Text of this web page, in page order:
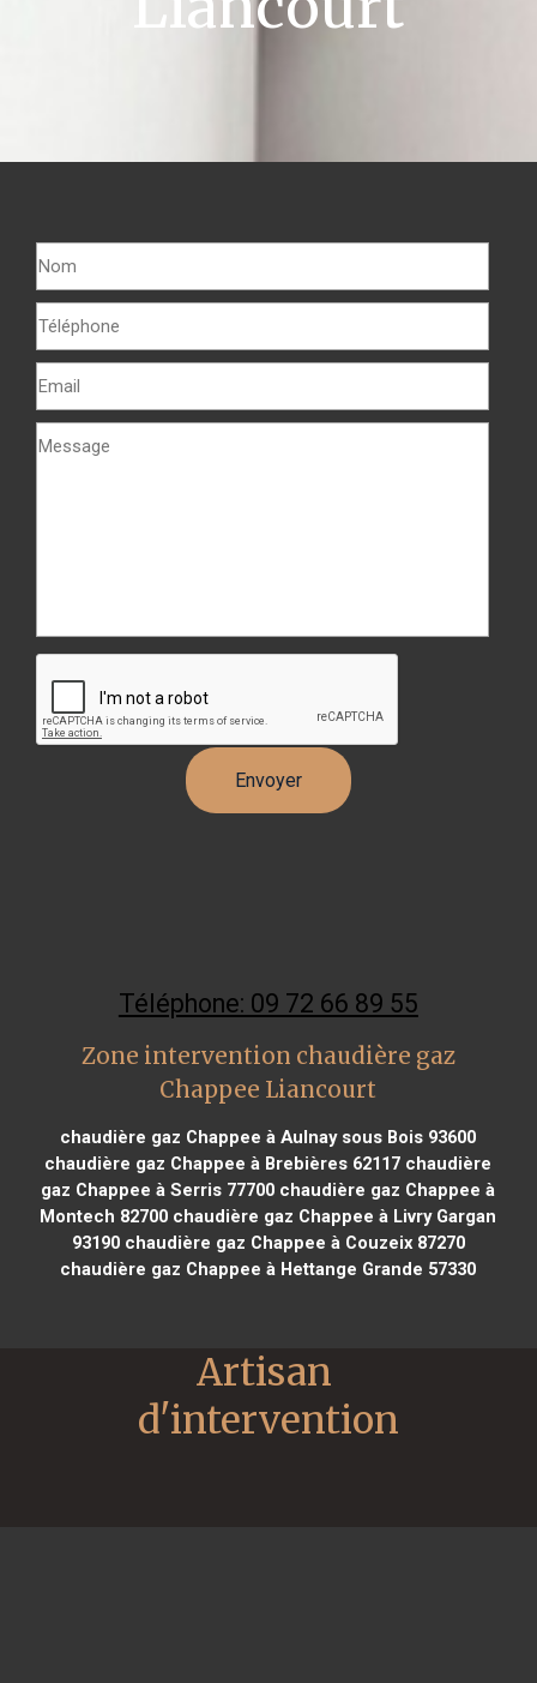
Téléphone: 09 72 66 89 55
Zone intervention chaudière gaz
Chappee Liancourt
chaudière gaz Chappee à Aulnay sous Bois 93600
chaudière gaz Chappee à Brebières 62117 chaudière
gaz Chappee à Serris 77700 chaudière gaz Chappee à
Montech 82700 chaudière gaz Chappee à Livry Gargan
93190chaudière gaz Chappee à Couzeix 87270
chaudière gaz Chappee à Hettange Grande 57330
Artisan
d'intervention